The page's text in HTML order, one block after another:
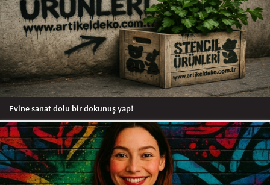
Evine sanat dolu bir dokunuş yap!